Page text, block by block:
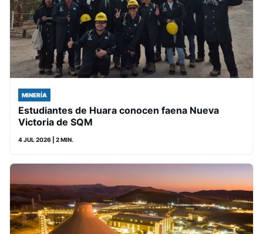
MINERÍA
Estudiantes de Huara conocen faena Nueva
Victoria de SQM
4 JUL 2026 | 2 MIN.